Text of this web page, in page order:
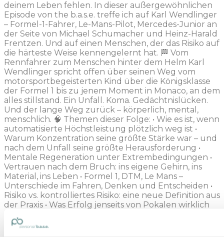
deinem Leben fehlen. In dieser außergewöhnlichen
Episode von the b.a.s.e. treffe ich auf Karl Wendlinger
– Formel-1-Fahrer, Le-Mans-Pilot, Mercedes-Junior an
der Seite von Michael Schumacher und Heinz-Harald
Frentzen. Und auf einen Menschen, der das Risiko auf
die härteste Weise kennengelernt hat. 🏁 Vom
Rennfahrer zum Menschen hinter dem Helm Karl
Wendlinger spricht offen über seinen Weg vom
motorsportbegeisterten Kind über die Königsklasse
der Formel 1 bis zu jenem Moment in Monaco, an dem
alles stillstand. Ein Unfall. Koma. Gedächtnislücken.
Und der lange Weg zurück – körperlich, mental,
menschlich. 🧠 Themen dieser Folge: • Wie es ist, wenn
automatisierte Höchstleistung plötzlich weg ist •
Warum Konzentration seine größte Stärke war – und
nach dem Unfall seine größte Herausforderung •
Mentale Regeneration unter Extrembedingungen •
Vertrauen nach dem Bruch: ins eigene Gehirn, ins
Material, ins Leben • Formel 1, DTM, Le Mans –
Unterschiede im Fahren, Denken und Entscheiden •
Risiko vs. kontrolliertes Risiko: eine neue Definition aus
der Praxis • Was Erfolg jenseits von Pokalen wirklich
Kalenderspruch ist • Das Museum des Lebens: Welche